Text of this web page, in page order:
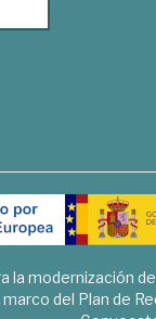
la modernización
del Plan de